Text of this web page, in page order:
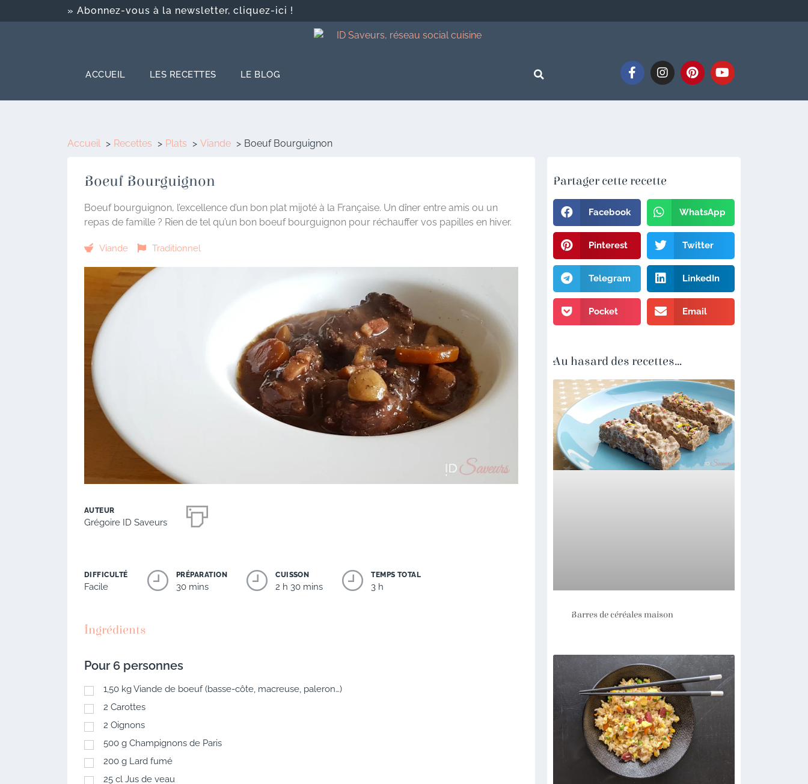
» Abonnez-vous à la newsletter, cliquez-ici !
ACCUEIL LES RECETTES LE BLOG
Accueil Recettes Plats Viande Boeuf Bourguignon
Boeuf Bourguignon
Boeuf bourguignon, l’excellence d’un bon plat mijoté à la Française. Un dîner entre amis ou un
repas de famille ? Rien de tel qu’un bon boeuf bourguignon pour réchauffer vos papilles en hiver.
Viande Traditionnel
AUTEUR
Grégoire ID Saveurs
DIFFICULTÉ
Facile
PRÉPARATION
30 mins
CUISSON
2 h 30 mins
TEMPS TOTAL
3 h
Ingrédients
Pour 6 personnes
1,50 kgViande de boeuf (basse-côte, macreuse, paleron…)
2 Carottes
2 Oignons
500 g Champignons de Paris
200 g Lard fumé
25 cl Jus de veau
Partager cette recette
Facebook WhatsApp
Pinterest Twitter
Telegram LinkedIn
Pocket Email
Au hasard des recettes...
Barres de céréales maison